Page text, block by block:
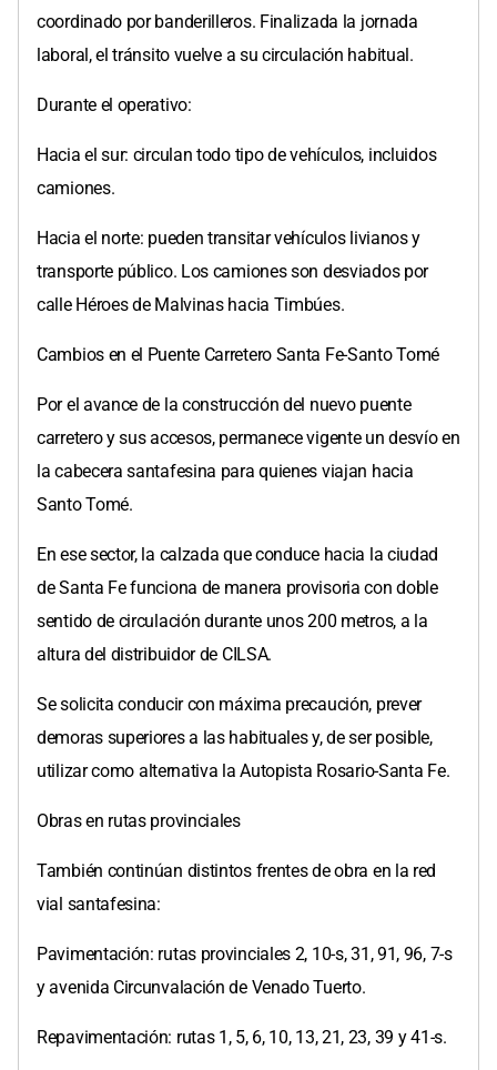
coordinado por banderilleros. Finalizada la jornada
laboral, el tránsito vuelve a su circulación habitual.
Durante el operativo:
Hacia el sur: circulan todo tipo de vehículos, incluidos
camiones.
Hacia el norte: pueden transitar vehículos livianos y
transporte público. Los camiones son desviados por
calle Héroes de Malvinas hacia Timbúes.
Cambios en el Puente Carretero Santa Fe-Santo Tomé
Por el avance de la construcción del nuevo puente
carretero y sus accesos, permanece vigente un desvío en
la cabecera santafesina para quienes viajan hacia
Santo Tomé.
En ese sector, la calzada que conduce hacia la ciudad
de Santa Fe funciona de manera provisoria con doble
sentido de circulación durante unos 200 metros, a la
altura del distribuidor de CILSA.
Se solicita conducir con máxima precaución, prever
demoras superiores a las habituales y, de ser posible,
utilizar como alternativa la Autopista Rosario-Santa Fe.
Obras en rutas provinciales
También continúan distintos frentes de obra en la red
vial santafesina:
Pavimentación: rutas provinciales 2, 10-s, 31, 91, 96, 7-s
y avenida Circunvalación de Venado Tuerto.
Repavimentación: rutas 1, 5, 6, 10, 13, 21, 23, 39 y 41-s.